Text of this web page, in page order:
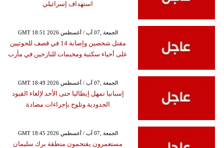
استهداف إسرائيلي
GMT 18:51 2026 الجمعة ,07 آب / أغسطس
مقتل شخصين وإصابة 14 في قصف للحوثيين
على أحياء سكنية ومخيمات للنازحين في مأرب
GMT 18:49 2026 الجمعة ,07 آب / أغسطس
إسبانيا تمهل إيطاليا حتى الأحد لإلغاء القيود
الحدودية وتلوح بإجراءات مضادة
GMT 18:45 2026 الجمعة ,07 آب / أغسطس
مستعمرون يقتحمون منطقة برك سليمان